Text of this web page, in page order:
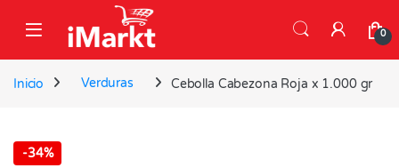
0
Inicio Verduras Cebolla Cabezona Roja x 1.000 gr
-34%